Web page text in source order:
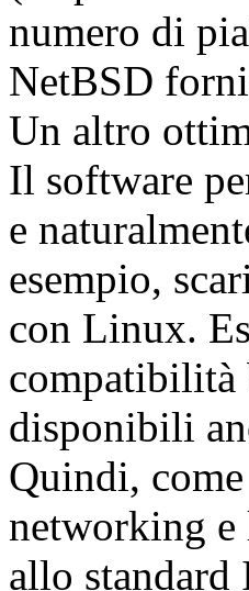
numero di
NetBSD
Un altro
Il software
e
esempio,
con Linux.
compatibilità
disponibili
Quindi,
networking e
allo standard